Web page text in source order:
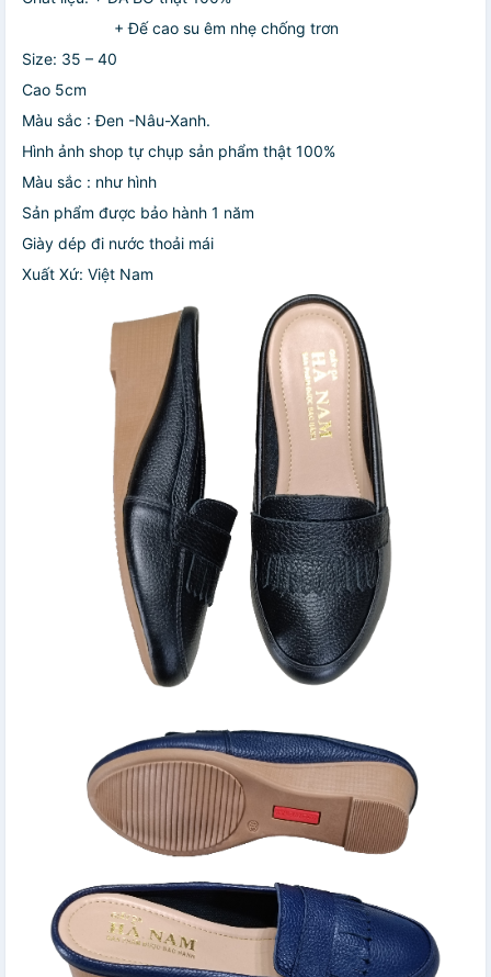
+ Đế cao su êm nhẹ chống trơn
Size: 35 – 40
Cao 5cm
Màu sắc : Đen -Nâu-Xanh.
Hình ảnh shop tự chụp sản phẩm thật 100%
Màu sắc : như hình
Sản phẩm được bảo hành 1 năm
Giày dép đi nước thoải mái
Xuất Xứ: Việt Nam